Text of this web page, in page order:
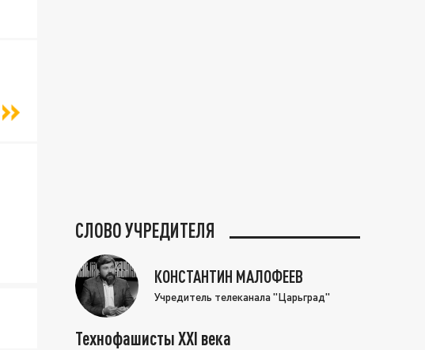
СЛОВО УЧРЕДИТЕЛЯ
КОНСТАНТИН МАЛОФЕЕВ
Учредитель телеканала "Царьград"
Технофашисты XXI века